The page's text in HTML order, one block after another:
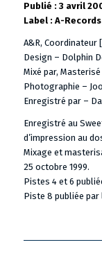
Publié : 3 avril
Label : A-Records
A&R,
Design – Dolphin
Mixé par,
Photographie –
Enregistré par –
Enregistré au
d’impression au
Mixage et
25 octobre 1999.
Pistes 4 et 6
Piste 8 publiée par